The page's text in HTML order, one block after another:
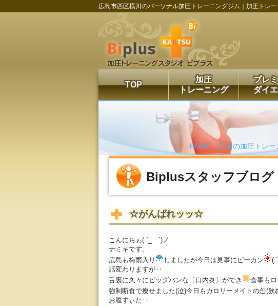
広島市西区横川のパーソナル加圧トレーニングジム｜加圧トレ
TOP
加圧
トレーニング
プレ
ダイ
HOME（広島の加圧トレ
Biplusスタッフブログ
☆がんばれッッ☆
こんにちゎ( ´_ゝ`)ノ
ナミキです。
広島も梅雨入り
しましたが今日は見事にピーカン
話変わりますが‥
舌裏に久々にビッグバンな〔口内炎〕ができ
食事も
強制断食で痩せました(泣)今日もカロリーメイトの缶(
お腹すぃた‥